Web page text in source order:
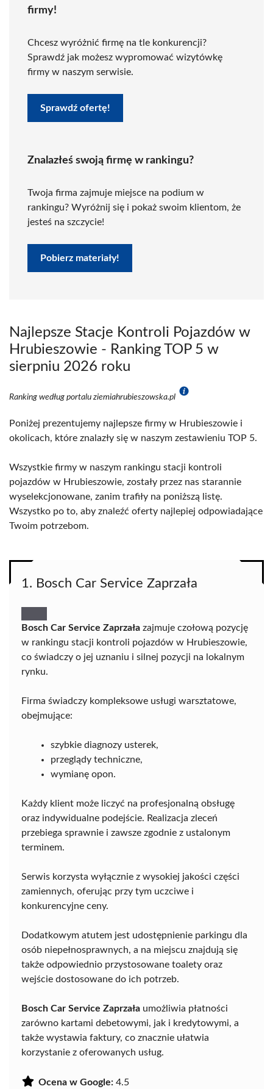
firmy!
Chcesz wyróżnić firmę na tle konkurencji?
Sprawdź jak możesz wypromować wizytówkę
firmy w naszym serwisie.
Sprawdź ofertę!
Znalazłeś swoją firmę w rankingu?
Twoja firma zajmuje miejsce na podium w
rankingu? Wyróżnij się i pokaż swoim klientom, że
jesteś na szczycie!
Pobierz materiały!
Najlepsze Stacje Kontroli Pojazdów w
Hrubieszowie - Ranking TOP 5 w
sierpniu 2026 roku
Ranking według portalu ziemiahrubieszowska.pl
Poniżej prezentujemy najlepsze firmy w Hrubieszowie i
okolicach, które znalazły się w naszym zestawieniu TOP 5.
Wszystkie firmy w naszym rankingu stacji kontroli
pojazdów w Hrubieszowie, zostały przez nas starannie
wyselekcjonowane, zanim trafiły na poniższą listę.
Wszystko po to, aby znaleźć oferty najlepiej odpowiadające
Twoim potrzebom.
1. Bosch Car Service Zaprzała
Bosch Car Service Zaprzała zajmuje czołową pozycję
w rankingu stacji kontroli pojazdów w Hrubieszowie,
co świadczy o jej uznaniu i silnej pozycji na lokalnym
rynku.
Firma świadczy kompleksowe usługi warsztatowe,
obejmujące:
szybkie diagnozy usterek,
przeglądy techniczne,
wymianę opon.
Każdy klient może liczyć na profesjonalną obsługę
oraz indywidualne podejście. Realizacja zleceń
przebiega sprawnie i zawsze zgodnie z ustalonym
terminem.
Serwis korzysta wyłącznie z wysokiej jakości części
zamiennych, oferując przy tym uczciwe i
konkurencyjne ceny.
Dodatkowym atutem jest udostępnienie parkingu dla
osób niepełnosprawnych, a na miejscu znajdują się
także odpowiednio przystosowane toalety oraz
wejście dostosowane do ich potrzeb.
Bosch Car Service Zaprzała umożliwia płatności
zarówno kartami debetowymi, jak i kredytowymi, a
także wystawia faktury, co znacznie ułatwia
korzystanie z oferowanych usług.
Ocena w Google: 4.5